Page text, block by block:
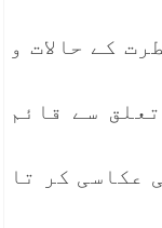
کے حالات و
سے قائم
عکاسی کر تا